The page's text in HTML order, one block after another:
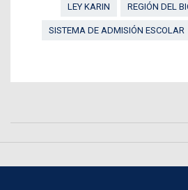
LEY KARIN
REGIÓN DEL
SISTEMA DE ADMISIÓN ESCOLAR